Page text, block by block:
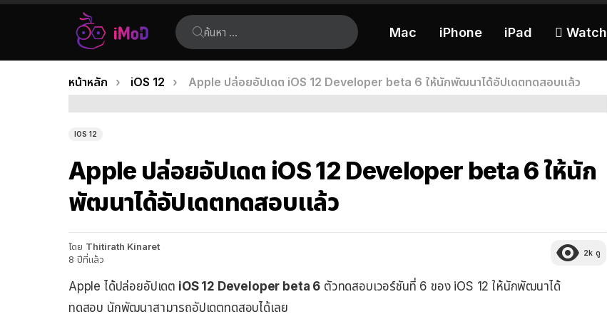
ค้นหา:
Mac iPhone iPad  Watch
เรื่อง
ล่าสุด
คุณอยู่ที่นี่:
หน้าหลัก iOS 12 Apple ปล่อยอัปเดต iOS 12 Developer beta 6 ให้นักพัฒนาได้อัปเดตทดสอบแล้ว
IOS 12
Apple ปล่อยอัปเดต iOS 12 Developer beta 6 ให้นัก
พัฒนาได้อัปเดตทดสอบแล้ว
โดย Thitirath Kinaret
8 ปีที่แล้ว
2k ดู
Apple ได้ปล่อยอัปเดต iOS 12 Developer beta 6 ตัวทดสอบเวอร์ชันที่ 6 ของ iOS 12 ให้นักพัฒนาได้
ทดสอบ นักพัฒนาสามารถอัปเดตทดสอบได้เลย